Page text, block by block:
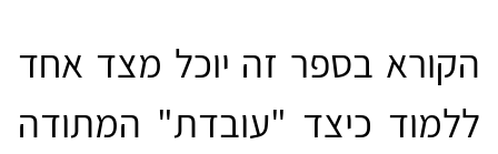
הקורא בספר זה יוכל מצד אחד
ללמוד כיצד "עובדת" המתודה